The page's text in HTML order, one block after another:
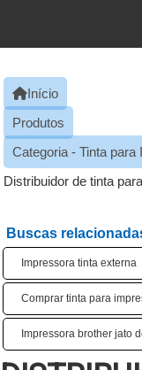
Início
Produtos
Categoria - Tinta para
Distribuidor de tinta
Buscas
Impressora tinta externa
Comprar tinta para
Impressora brother jato